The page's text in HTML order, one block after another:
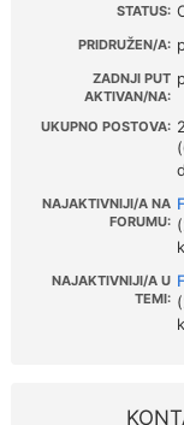
STATUS:
PRIDRUŽEN/A:
ZADNJI PUT
AKTIVAN/NA:
UKUPNO POSTOVA:
NAJAKTIVNIJI/A NA
FORUMU:
NAJAKTIVNIJI/A U
TEMI: